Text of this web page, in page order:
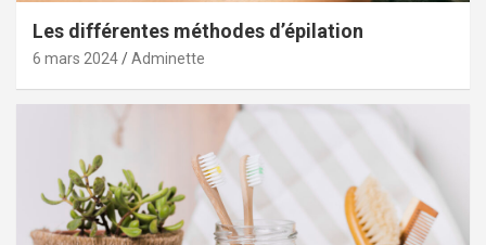
Les différentes méthodes d’épilation
6 mars 2024 Adminette